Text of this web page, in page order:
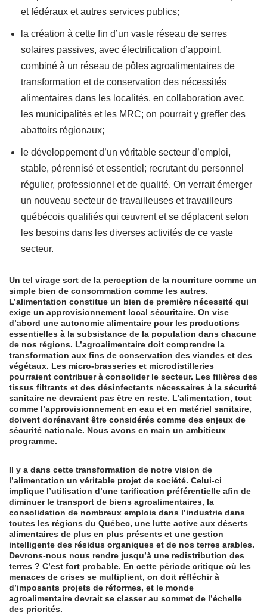
et fédéraux et autres services publics;
la création à cette fin d’un vaste réseau de serres
solaires passives, avec électrification d’appoint,
combiné à un réseau de pôles agroalimentaires de
transformation et de conservation des nécessités
alimentaires dans les localités, en collaboration avec
les municipalités et les MRC; on pourrait y greffer des
abattoirs régionaux;
le développement d’un véritable secteur d’emploi,
stable, pérennisé et essentiel; recrutant du personnel
régulier, professionnel et de qualité. On verrait émerger
un nouveau secteur de travailleuses et travailleurs
québécois qualifiés qui œuvrent et se déplacent selon
les besoins dans les diverses activités de ce vaste
secteur.
Un tel virage sort de la perception de la nourriture comme un
simple bien de consommation comme les autres.
L’alimentation constitue un bien de première nécessité qui
exige un approvisionnement local sécuritaire. On vise
d’abord une autonomie alimentaire pour les productions
essentielles à la subsistance de la population dans chacune
de nos régions. L’agroalimentaire doit comprendre la
transformation aux fins de conservation des viandes et des
végétaux. Les micro-brasseries et microdistilleries
pourraient contribuer à consolider le secteur. Les filières des
tissus filtrants et des désinfectants nécessaires à la sécurité
sanitaire ne devraient pas être en reste. L’alimentation, tout
comme l’approvisionnement en eau et en matériel sanitaire,
doivent dorénavant être considérés comme des enjeux de
sécurité nationale. Nous avons en main un ambitieux
programme.
Il y a dans cette transformation de notre vision de
l’alimentation un véritable projet de société. Celui-ci
implique l’utilisation d’une tarification préférentielle afin de
diminuer le transport de biens agroalimentaires, la
consolidation de nombreux emplois dans l’industrie dans
toutes les régions du Québec, une lutte active aux déserts
alimentaires de plus en plus présents et une gestion
intelligente des résidus organiques et de nos terres arables.
Devrons-nous nous rendre jusqu’à une redistribution des
terres ? C’est fort probable. En cette période critique où les
menaces de crises se multiplient, on doit réfléchir à
d’imposants projets de réformes, et le monde
agroalimentaire devrait se classer au sommet de l’échelle
des priorités.